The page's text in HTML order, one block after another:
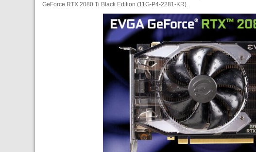
GeForce RTX 2080 Ti Black Edition (11G-P4-2281-KR).